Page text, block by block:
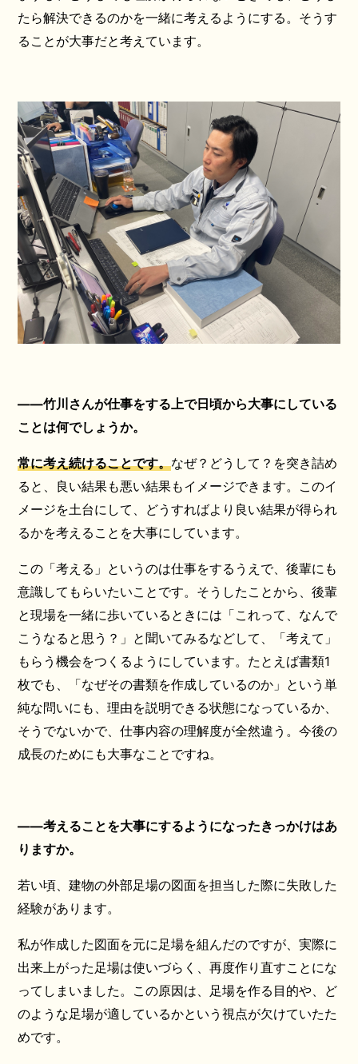
たら解決できるのかを一緒に考えるようにする。そうす
ることが大事だと考えています。
――竹川さんが仕事をする上で日頃から大事にしている
ことは何でしょうか。
常に考え続けることです。なぜ？どうして？を突き詰め
ると、良い結果も悪い結果もイメージできます。このイ
メージを土台にして、どうすればより良い結果が得られ
るかを考えることを大事にしています。
この「考える」というのは仕事をするうえで、後輩にも
意識してもらいたいことです。そうしたことから、後輩
と現場を一緒に歩いているときには「これって、なんで
こうなると思う？」と聞いてみるなどして、「考えて」
もらう機会をつくるようにしています。たとえば書類1
枚でも、「なぜその書類を作成しているのか」という単
純な問いにも、理由を説明できる状態になっているか、
そうでないかで、仕事内容の理解度が全然違う。今後の
成長のためにも大事なことですね。
――考えることを大事にするようになったきっかけはあ
りますか。
若い頃、建物の外部足場の図面を担当した際に失敗した
経験があります。
私が作成した図面を元に足場を組んだのですが、実際に
出来上がった足場は使いづらく、再度作り直すことにな
ってしまいました。この原因は、足場を作る目的や、ど
のような足場が適しているかという視点が欠けていたた
めです。